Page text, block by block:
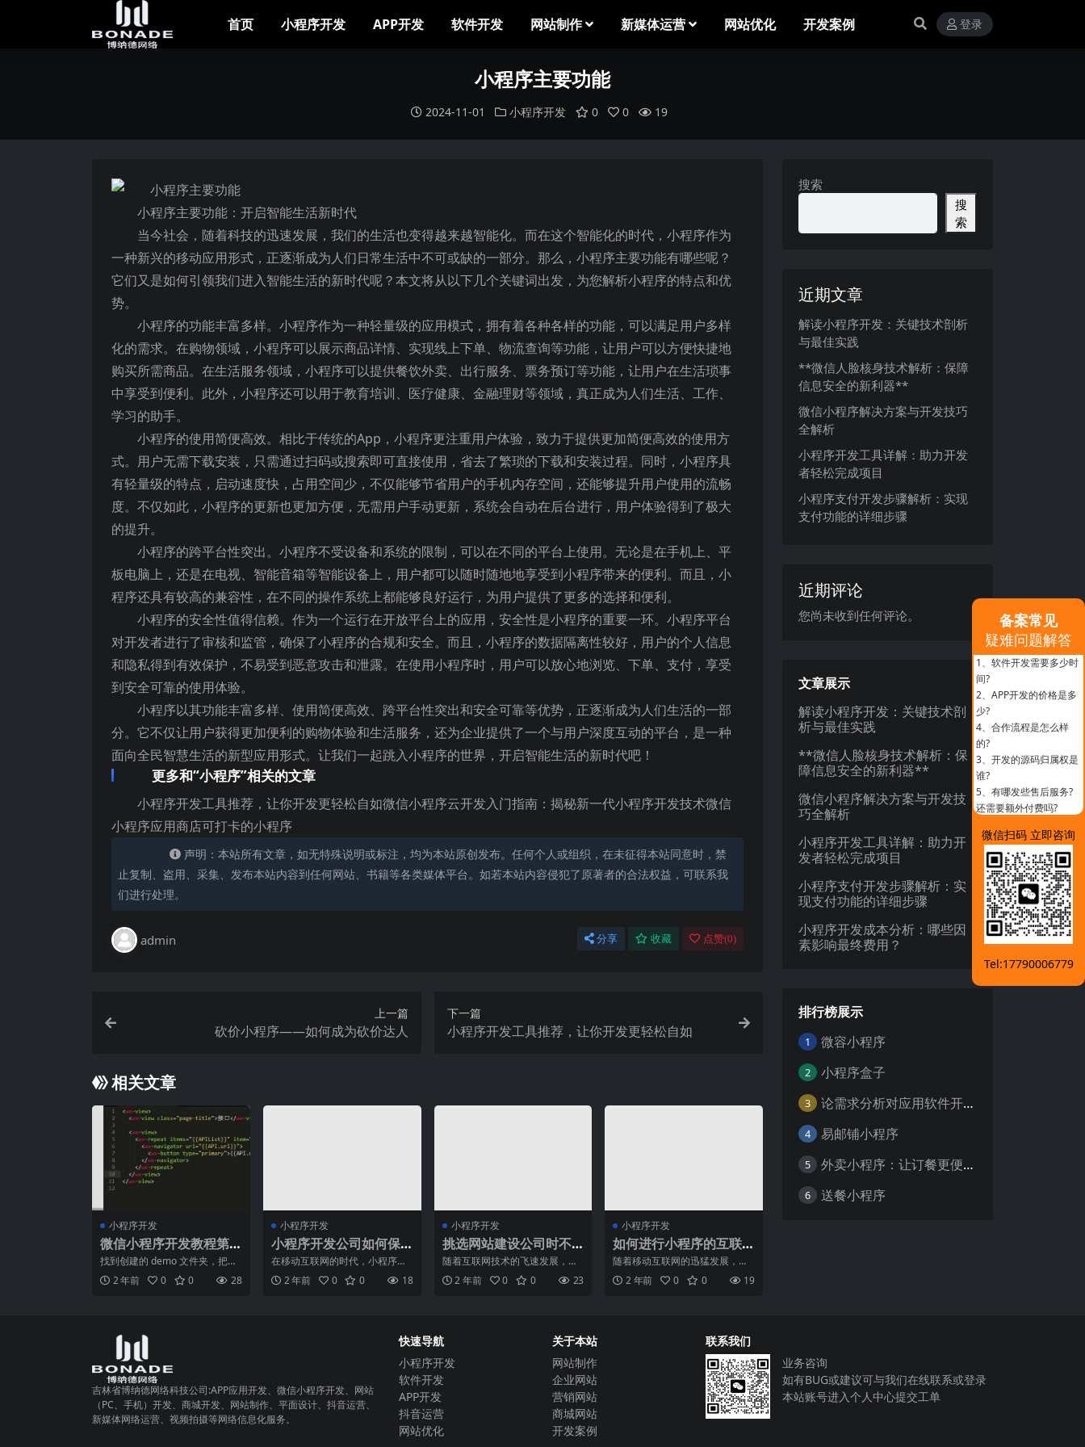
首页 小程序开发 APP开发 软件开发 网站制作 新媒体运营 网站优化 开发案例 登录
小程序主要功能
2024-11-01 小程序开发 0 0 19
小程序主要功能：开启智能生活新时代
当今社会，随着科技的迅速发展，我们的生活也变得越来越智能化。而在这个智能化的时代，小程序作为
一种新兴的移动应用形式，正逐渐成为人们日常生活中不可或缺的一部分。那么，小程序主要功能有哪些呢？
它们又是如何引领我们进入智能生活的新时代呢？本文将从以下几个关键词出发，为您解析小程序的特点和优
势。
小程序的功能丰富多样。小程序作为一种轻量级的应用模式，拥有着各种各样的功能，可以满足用户多样
化的需求。在购物领域，小程序可以展示商品详情、实现线上下单、物流查询等功能，让用户可以方便快捷地
购买所需商品。在生活服务领域，小程序可以提供餐饮外卖、出行服务、票务预订等功能，让用户在生活琐事
中享受到便利。此外，小程序还可以用于教育培训、医疗健康、金融理财等领域，真正成为人们生活、工作、
学习的助手。
小程序的使用简便高效。相比于传统的App，小程序更注重用户体验，致力于提供更加简便高效的使用方
式。用户无需下载安装，只需通过扫码或搜索即可直接使用，省去了繁琐的下载和安装过程。同时，小程序具
有轻量级的特点，启动速度快，占用空间少，不仅能够节省用户的手机内存空间，还能够提升用户使用的流畅
度。不仅如此，小程序的更新也更加方便，无需用户手动更新，系统会自动在后台进行，用户体验得到了极大
的提升。
小程序的跨平台性突出。小程序不受设备和系统的限制，可以在不同的平台上使用。无论是在手机上、平
板电脑上，还是在电视、智能音箱等智能设备上，用户都可以随时随地地享受到小程序带来的便利。而且，小
程序还具有较高的兼容性，在不同的操作系统上都能够良好运行，为用户提供了更多的选择和便利。
小程序的安全性值得信赖。作为一个运行在开放平台上的应用，安全性是小程序的重要一环。小程序平台
对开发者进行了审核和监管，确保了小程序的合规和安全。而且，小程序的数据隔离性较好，用户的个人信息
和隐私得到有效保护，不易受到恶意攻击和泄露。在使用小程序时，用户可以放心地浏览、下单、支付，享受
到安全可靠的使用体验。
小程序以其功能丰富多样、使用简便高效、跨平台性突出和安全可靠等优势，正逐渐成为人们生活的一部
分。它不仅让用户获得更加便利的购物体验和生活服务，还为企业提供了一个与用户深度互动的平台，是一种
面向全民智慧生活的新型应用形式。让我们一起跳入小程序的世界，开启智能生活的新时代吧！
更多和“小程序”相关的文章
小程序开发工具推荐，让你开发更轻松自如微信小程序云开发入门指南：揭秘新一代小程序开发技术微信
小程序应用商店可打卡的小程序
声明：本站所有文章，如无特殊说明或标注，均为本站原创发布。任何个人或组织，在未征得本站同意时，禁
止复制、盗用、采集、发布本站内容到任何网站、书籍等各类媒体平台。如若本站内容侵犯了原著者的合法权益，可联系我
们进行处理。
admin 分享 收藏 点赞(0)
上一篇
砍价小程序——如何成为砍价达人
下一篇
小程序开发工具推荐，让你开发更轻松自如
相关文章
小程序开发
微信小程序开发教程第
三章：项目结构以及配
置
找到创建的 demo 文件夹，把项
目导入到你的编辑器，这里使用
的是Sublime
2 年前 0 0 28
小程序开发
小程序开发公司如何保
护用户隐私
在移动互联网的时代，小程序已
经成为了人们日常生活中不可或
缺的一部分。而对于小程序
2 年前 0 0 18
小程序开发
挑选网站建设公司时不
可忽视的细节
随着互联网技术的飞速发展，网
站已经成为了企业宣传、推广和
销售的重要渠道。因此，选
2 年前 0 0 23
小程序开发
如何进行小程序的互联
网产品设计？
随着移动互联网的迅猛发展，小
程序已经成为人们日常生活中不
可或缺的一部分。作为一种
2 年前 0 0 19
搜索
搜
索
近期文章
解读小程序开发：关键技术剖析
与最佳实践
**微信人脸核身技术解析：保障
信息安全的新利器**
微信小程序解决方案与开发技巧
全解析
小程序开发工具详解：助力开发
者轻松完成项目
小程序支付开发步骤解析：实现
支付功能的详细步骤
近期评论
您尚未收到任何评论。
文章展示
解读小程序开发：关键技术剖
析与最佳实践
**微信人脸核身技术解析：保
障信息安全的新利器**
微信小程序解决方案与开发技
巧全解析
小程序开发工具详解：助力开
发者轻松完成项目
小程序支付开发步骤解析：实
现支付功能的详细步骤
小程序开发成本分析：哪些因
素影响最终费用？
排行榜展示
1 微容小程序
2 小程序盒子
3 论需求分析对应用软件开发的重要性
4 易邮铺小程序
5 外卖小程序：让订餐更便捷，吃货的福音
6 送餐小程序
吉林省博纳德网络科技公司:APP应用开发、微信小程序开发、网站
（PC、手机）开发、商城开发、网站制作、平面设计、抖音运营、
新媒体网络运营、视频拍摄等网络信息化服务。
快速导航
小程序开发
软件开发
APP开发
抖音运营
网站优化
关于本站
网站制作
企业网站
营销网站
商城网站
开发案例
联系我们
业务咨询
如有BUG或建议可与我们在线联系或登录
本站账号进入个人中心提交工单
备案常见
疑难问题解答
1、 软件开发需要多少时
间?
2、 APP开发的价格是多
少?
4、 合作流程是怎么样
的?
3、 开发的源码归属权是
谁?
5、 有哪发些售后服务?
还需要额外付费吗?
微信扫码 立即咨询
Tel:17790006779